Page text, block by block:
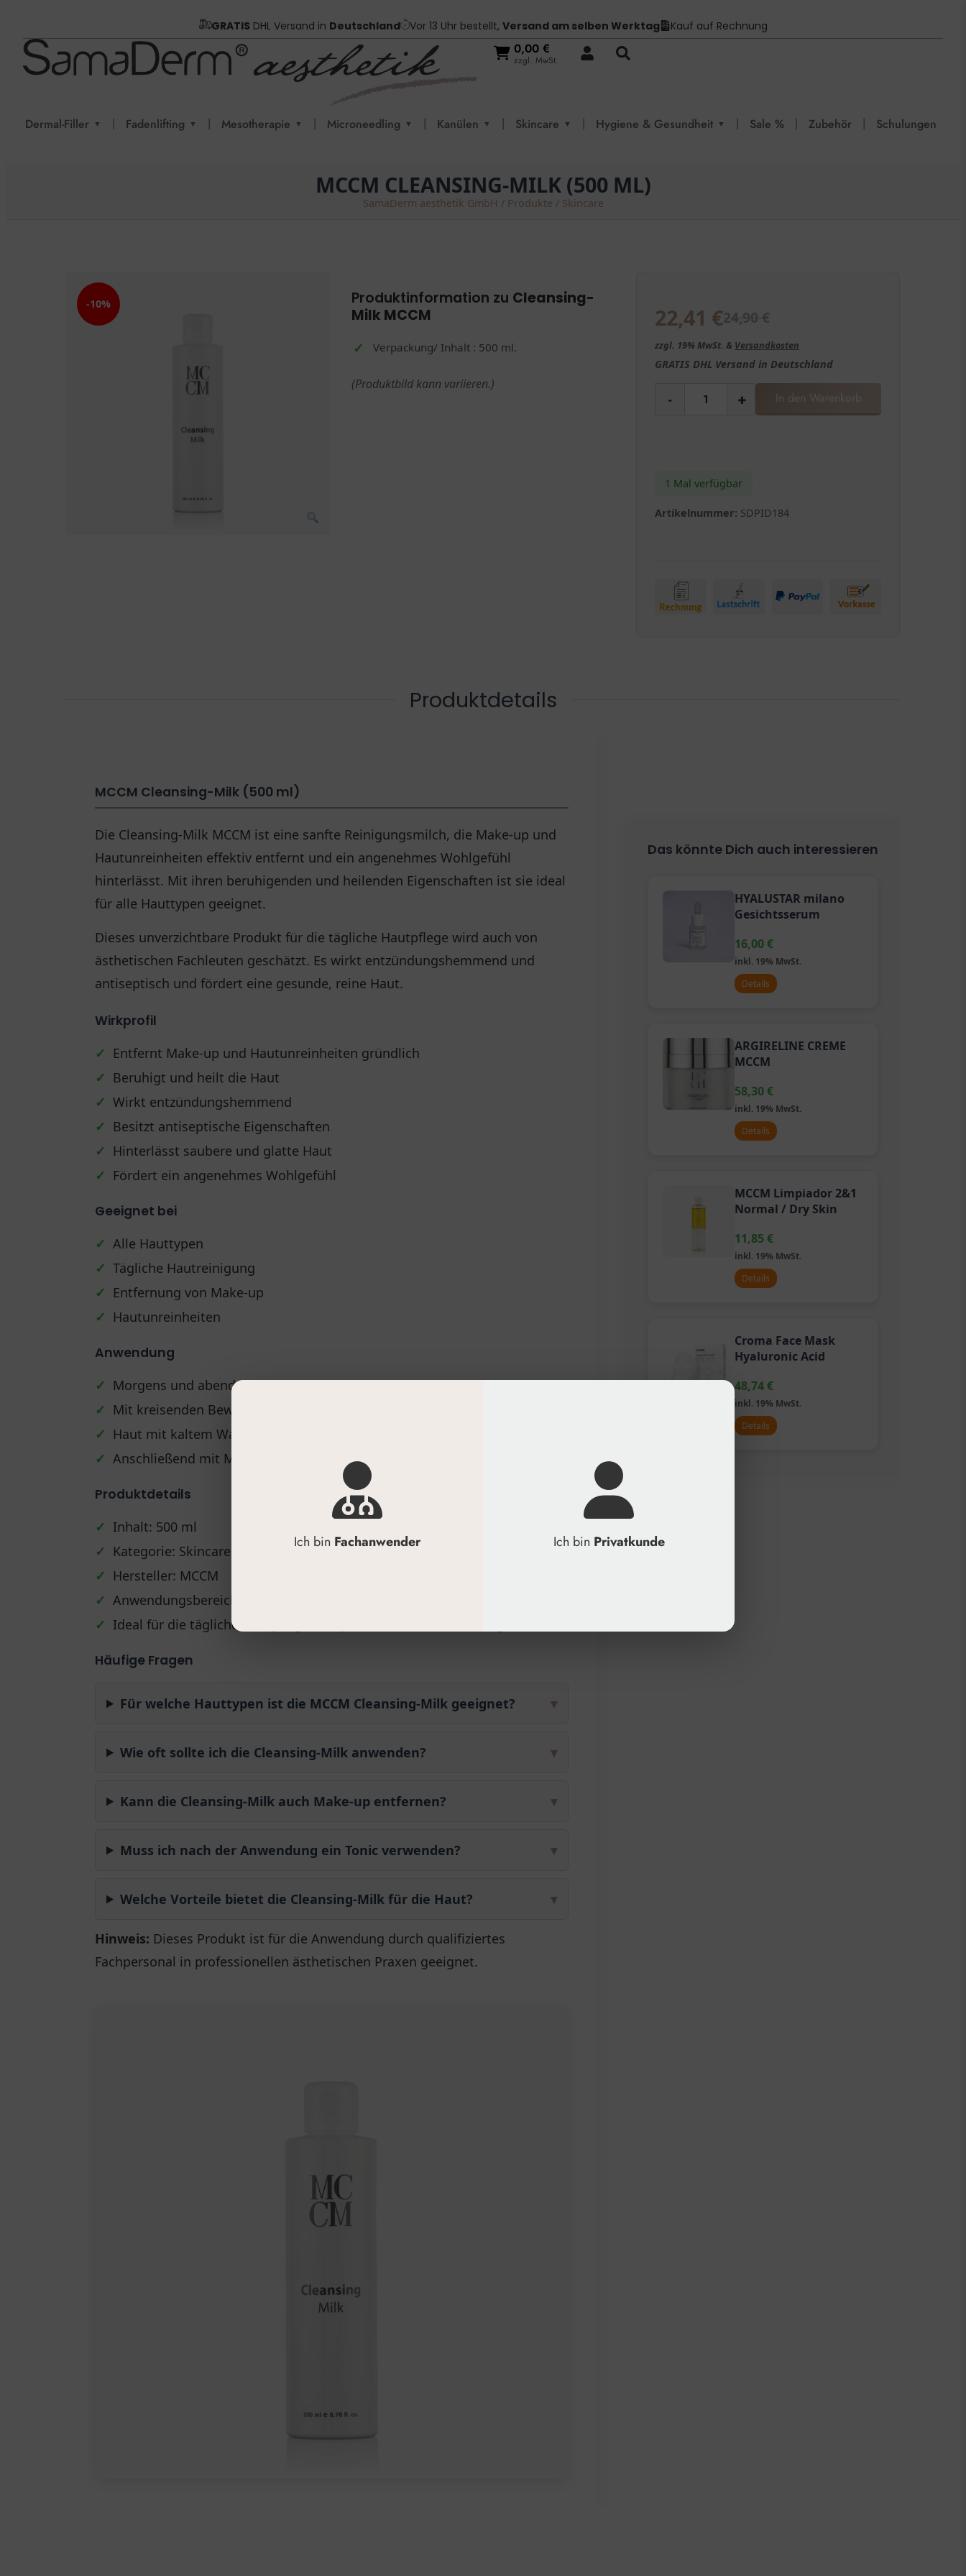
GRATIS DHL Versand in Deutschland Vor 13 Uhr bestellt, Versand am selben Werktag Kauf auf Rechnung
0,00 €
zzgl. MwSt.
Dermal-Filler ▼ | Fadenlifting ▼ | Mesotherapie ▼ | Microneedling ▼ | Kanülen ▼ | Skincare ▼ | Hygiene & Gesundheit ▼ | Sale % | Zubehör | Schulungen
MCCM CLEANSING-MILK (500 ML)
SamaDerm aesthetik GmbH / Produkte / Skincare
-10% Produktinformation zu Cleansing-
Milk MCCM
Verpackung/ Inhalt : 500 ml.
(Produktbild kann variieren.)
22,41 €
zzgl. 19% MwSt. & Versandkosten
GRATIS DHL Versand in Deutschland
- + In den Warenkorb
1 Mal verfügbar
Artikelnummer: SDPID184
Produktdetails
MCCM Cleansing-Milk (500 ml)
Die Cleansing-Milk MCCM ist eine sanfte Reinigungsmilch, die Make-up und
Hautunreinheiten effektiv entfernt und ein angenehmes Wohlgefühl
hinterlässt. Mit ihren beruhigenden und heilenden Eigenschaften ist sie ideal
für alle Hauttypen geeignet.
Dieses unverzichtbare Produkt für die tägliche Hautpflege wird auch von
ästhetischen Fachleuten geschätzt. Es wirkt entzündungshemmend und
antiseptisch und fördert eine gesunde, reine Haut.
Wirkprofil
✓ Entfernt Make-up und Hautunreinheiten gründlich
✓ Beruhigt und heilt die Haut
✓ Wirkt entzündungshemmend
✓ Besitzt antiseptische Eigenschaften
✓ Hinterlässt saubere und glatte Haut
✓ Fördert ein angenehmes Wohlgefühl
Geeignet bei
✓ Alle Hauttypen
✓ Tägliche Hautreinigung
✓ Entfernung von Make-up
✓ Hautunreinheiten
Anwendung
✓ Morgens und abends anwenden
✓ Mit kreisenden Bewegungen auf Gesicht und Hals auftragen
✓ Haut mit kaltem Wasser abwaschen
✓ Anschließend mit MCCM Facial Tonic tonisieren
Produktdetails
✓ Inhalt: 500 ml
✓ Kategorie: Skincare, Reinigung
✓ Hersteller: MCCM
✓ Anwendungsbereich: Gesicht und Hals
✓ Ideal für die tägliche Hautpflege und professionelle Anwendung
Häufige Fragen
▾
Für welche Hauttypen ist die MCCM Cleansing-Milk geeignet?
▾
Wie oft sollte ich die Cleansing-Milk anwenden?
▾
Kann die Cleansing-Milk auch Make-up entfernen?
▾
Muss ich nach der Anwendung ein Tonic verwenden?
▾
Welche Vorteile bietet die Cleansing-Milk für die Haut?
Hinweis: Dieses Produkt ist für die Anwendung durch qualifiziertes
Fachpersonal in professionellen ästhetischen Praxen geeignet.
Das könnte Dich auch interessieren
HYALUSTAR milano
Gesichtsserum
16,00€
inkl. 19% MwSt.
Details
ARGIRELINE CREME
MCCM
58,30€
inkl. 19% MwSt.
Details
MCCM Limpiador 2&1
Normal / Dry Skin
11,85 €
inkl. 19% MwSt.
Details
Croma Face Mask
Hyaluronic Acid
48,74€
inkl. 19% MwSt.
Details
Ich bin Fachanwender Ich bin Privatkunde